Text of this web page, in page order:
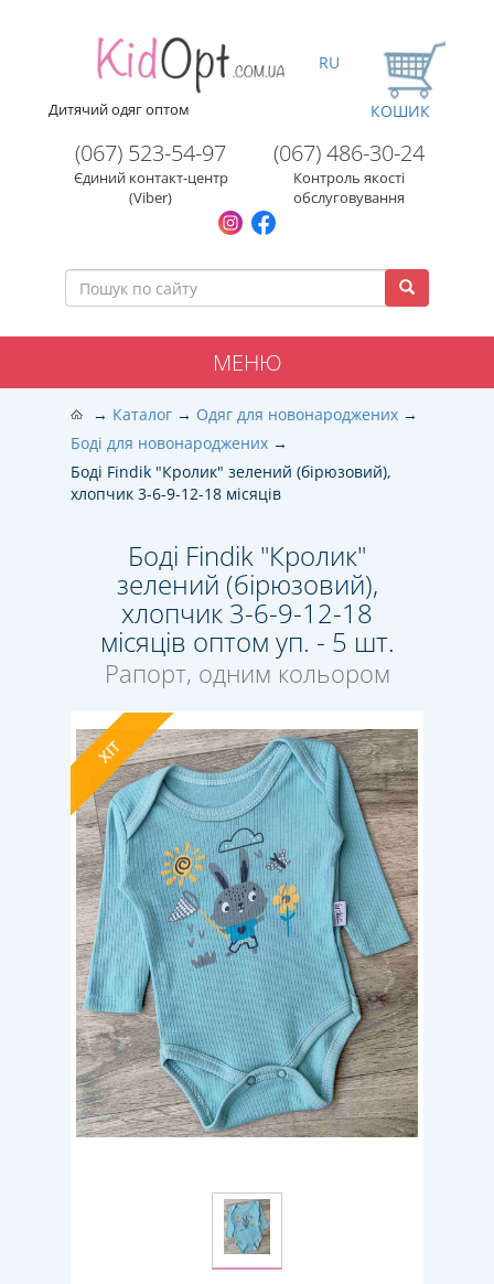
Дитячий одяг оптом
(067) 523-54-97
Єдиний контакт-центр
(Viber)
(067) 486-30-24
Контроль якості
обслуговування
RU
КОШИК
МЕНЮ
Каталог
Одяг для новонароджених
Боді для новонароджених
Боді Findik "Кролик" зелений (бірюзовий),
хлопчик 3-6-9-12-18 місяців
Боді Findik "Кролик"
зелений (бірюзовий),
хлопчик 3-6-9-12-18
місяців оптом уп. - 5 шт.
Рапорт, одним кольором
ХІТ